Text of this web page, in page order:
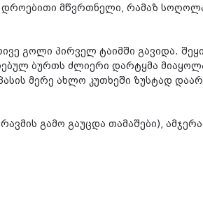
დროებითი მწვრთნელი, რამაზ
გოლი პირველ ტაიმში გავიდა.
ბურთს ძლიერი დარტყმა
მერე ახლო კუთხეში ზუსტად
გამო გაუცდა თამაშები),